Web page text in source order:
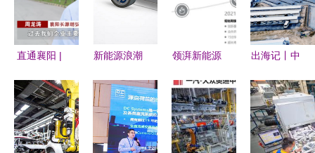
直通襄阳 |
添产业“含
绿量” 提升
发展“含金
新能源浪潮
新 亚太股
份如何推动
轮毂电机驱
领湃新能源
池生产线投
产，开启绿
色技术新篇
出海记丨中
业，为全球
提供“绿色
动力”